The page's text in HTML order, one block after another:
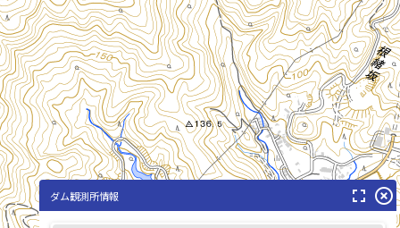
ダム観測所情報 fullscreen highlight_off